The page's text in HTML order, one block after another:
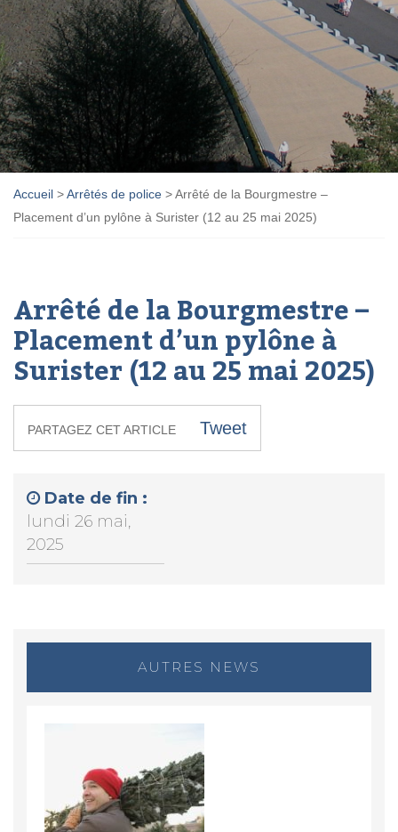
Accueil >Arrêtés de police >Arrêté de la Bourgmestre –
Placement d’un pylône à Surister (12 au 25 mai 2025)
Arrêté de la Bourgmestre –
Placement d’un pylône à
Surister (12 au 25 mai 2025)
PARTAGEZ CET ARTICLE Tweet
Date de fin :
lundi 26 mai,
2025
AUTRES NEWS